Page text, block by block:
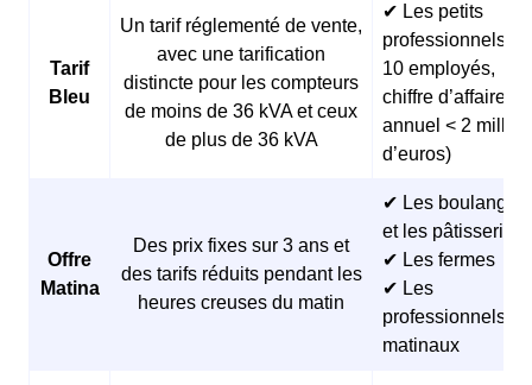
Tarif
Bleu
Un tarif réglementé de vente,
avec une tarification
distincte pour les compteurs
de moins de 36 kVA et ceux
de plus de 36 kVA
✔ Les petits
professionnels (<
10 employés,
chiffre d’affaires
annuel < 2
d’euros)
Offre
Matina
Des prix fixes sur 3 ans et
des tarifs réduits pendant les
heures creuses du matin
✔ Les
et les pâtisseries
✔ Les fermes
✔ Les
professionnels
matinaux